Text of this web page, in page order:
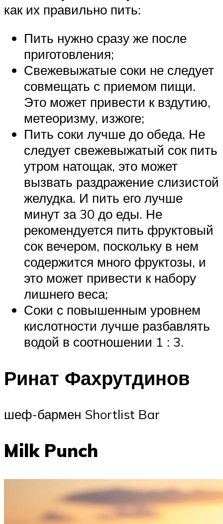
как их правильно пить:
Пить нужно сразу же после
приготовления;
Свежевыжатые соки не следует
совмещать с приемом пищи.
Это может привести к вздутию,
метеоризму, изжоге;
Пить соки лучше до обеда. Не
следует свежевыжатый сок пить
утром натощак, это может
вызвать раздражение слизистой
желудка. И пить его лучше
минут за 30 до еды. Не
рекомендуется пить фруктовый
сок вечером, поскольку в нем
содержится много фруктозы, и
это может привести к набору
лишнего веса;
Соки с повышенным уровнем
кислотности лучше разбавлять
водой в соотношении 1 : 3.
Ринат Фахрутдинов
шеф-бармен Shortlist Bar
Milk Punch